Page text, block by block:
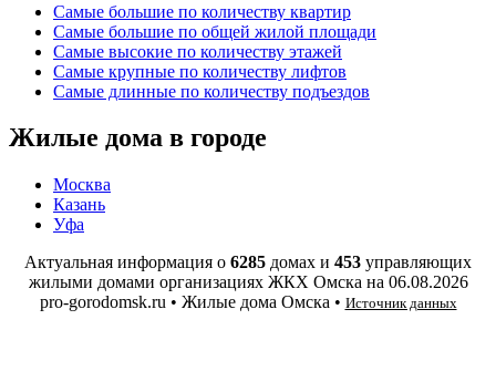
Самые большие по количеству квартир
Самые большие по общей жилой площади
Самые высокие по количеству этажей
Самые крупные по количеству лифтов
Самые длинные по количеству подъездов
Жилые дома в городе
Москва
Казань
Уфа
Актуальная информация о 6285 домах и 453 управляющих
жилыми домами организациях ЖКХ Омска на 06.08.2026
pro-gorodomsk.ru • Жилые дома Омска • Источник данных